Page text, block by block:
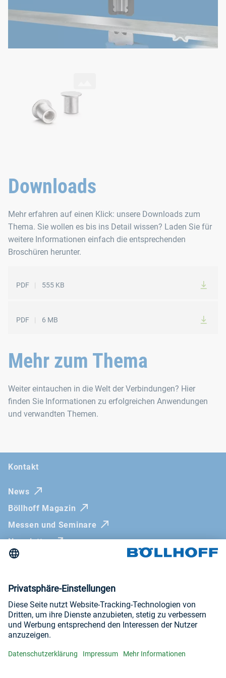
Downloads
Mehr erfahren auf einen Klick: unsere Downloads zum
Thema. Sie wollen es bis ins Detail wissen? Laden Sie für
weitere Informationen einfach die entsprechenden
Broschüren herunter.
PDF 555 KB
PDF 6 MB
Mehr zum Thema
Weiter eintauchen in die Welt der Verbindungen? Hier
finden Sie Informationen zu erfolgreichen Anwendungen
und verwandten Themen.
Kontakt
News
Böllhoff Magazin
Messen und Seminare
Newsletter
AGB
Datenschutzerklärung
Hinweisgebersysteme